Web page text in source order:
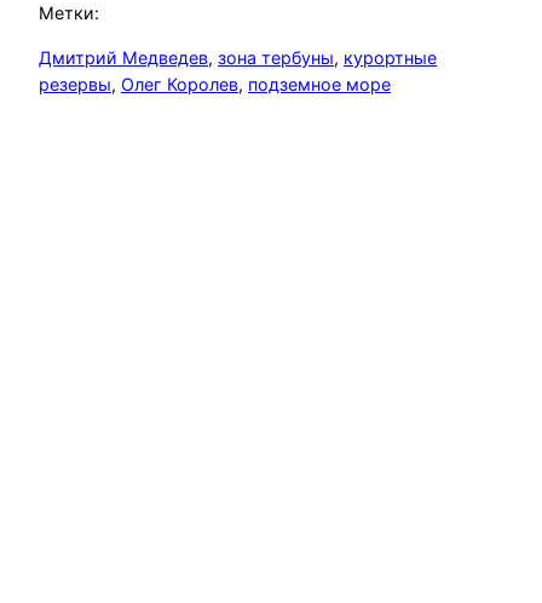
Метки:
Дмитрий Медведев, зона тербуны, курортные
резервы, Олег Королев, подземное море